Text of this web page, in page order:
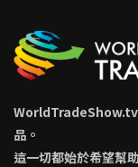
WorldTradeShow.tv
品。
這一切都始於希望幫